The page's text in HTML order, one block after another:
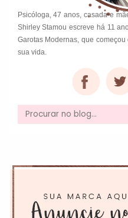
Psicóloga, 47 anos, casada e
Shirley Stamou escreve há 11
Garotas Modernas, que
sua vida.